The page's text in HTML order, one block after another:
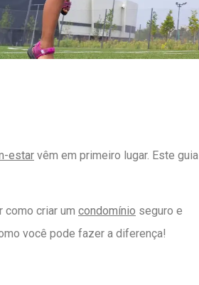
estar vêm em primeiro lugar. Este guia
como criar um condomínio seguro e
você pode fazer a diferença!